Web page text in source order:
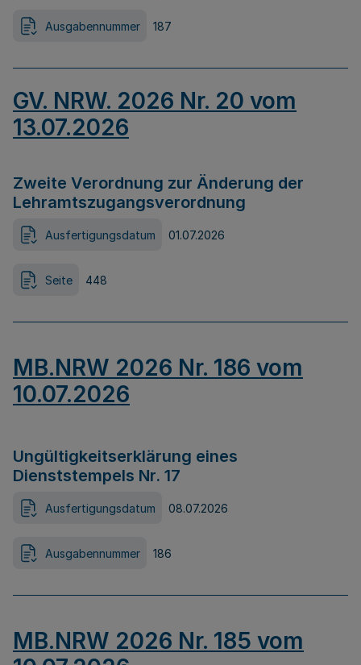
Ausgabennummer 187
GV. NRW. 2026 Nr. 20 vom
13.07.2026
Zweite Verordnung zur Änderung der
Lehramtszugangsverordnung
Ausfertigungsdatum 01.07.2026
Seite 448
MB.NRW 2026 Nr. 186 vom
10.07.2026
Ungültigkeitserklärung eines
Dienststempels Nr. 17
Ausfertigungsdatum 08.07.2026
Ausgabennummer 186
MB.NRW 2026 Nr. 185 vom